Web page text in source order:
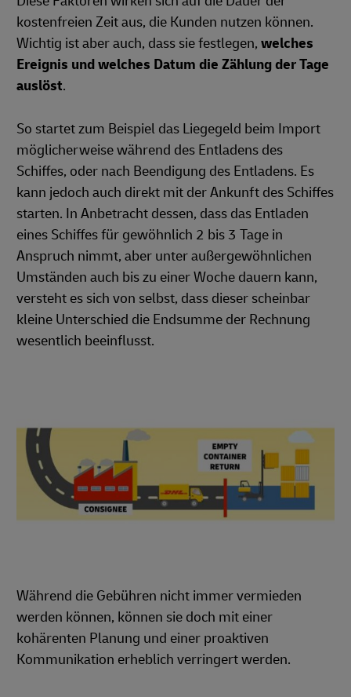
kostenfreien Zeit aus, die Kunden nutzen können.
Wichtig ist aber auch, dass sie festlegen, welches
Ereignis und welches Datum die Zählung der Tage
auslöst.
So startet zum Beispiel das Liegegeld beim Import
möglicherweise während des Entladens des
Schiffes, oder nach Beendigung des Entladens. Es
kann jedoch auch direkt mit der Ankunft des Schiffes
starten. In Anbetracht dessen, dass das Entladen
eines Schiffes für gewöhnlich 2 bis 3 Tage in
Anspruch nimmt, aber unter außergewöhnlichen
Umständen auch bis zu einer Woche dauern kann,
versteht es sich von selbst, dass dieser scheinbar
kleine Unterschied die Endsumme der Rechnung
wesentlich beeinflusst.
Während die Gebühren nicht immer vermieden
werden können, können sie doch mit einer
kohärenten Planung und einer proaktiven
Kommunikation erheblich verringert werden.